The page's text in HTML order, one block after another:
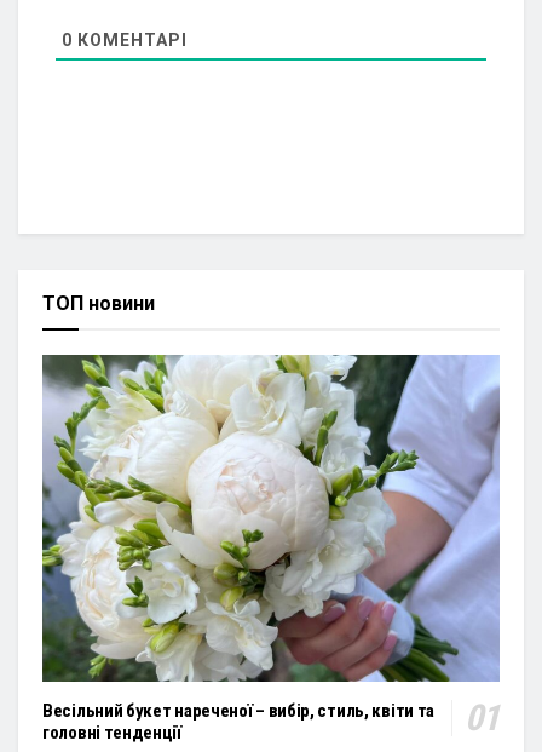
0 КОМЕНТАРІ
ТОП новини
Весільний букет нареченої – вибір, стиль, квіти та
головні тенденції